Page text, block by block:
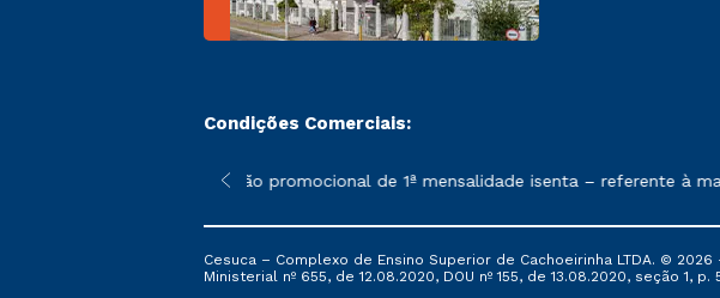
Condições Comerciais:
sofrer alterações nos períodos de rematrícula conforme exposto no
*A condição promocional de 1ª mensalidade isenta – referente à
Cesuca – Complexo de Ensino Superior de Cachoeirinha LTDA. ©
Ministerial nº 655, de 12.08.2020, DOU nº 155, de 13.08.2020, seção 1, p.